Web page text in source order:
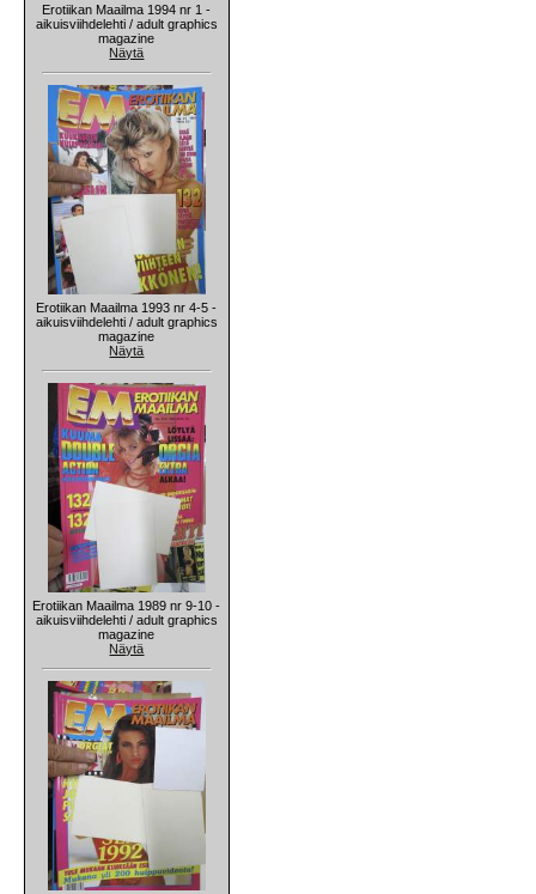
Erotiikan Maailma 1994 nr 1 -
aikuisviihdelehti / adult graphics
magazine
Näytä
Erotiikan Maailma 1993 nr 4-5 -
aikuisviihdelehti / adult graphics
magazine
Näytä
Erotiikan Maailma 1989 nr 9-10 -
aikuisviihdelehti / adult graphics
magazine
Näytä